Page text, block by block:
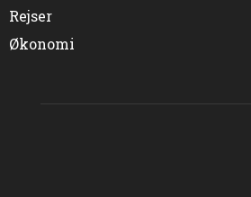
Rejser
Økonomi